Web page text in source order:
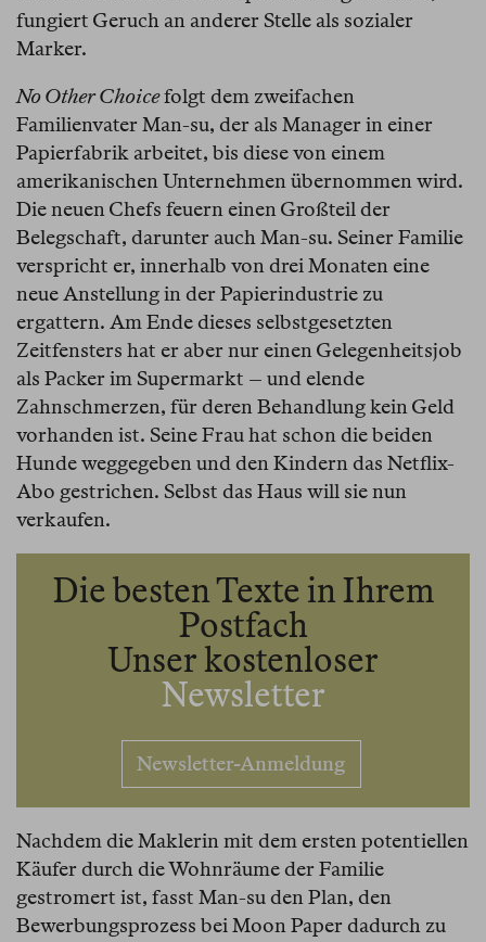
fungiert Geruch an anderer Stelle als sozialer
Marker.
No Other Choicefolgt dem zweifachen
Familienvater Man-su, der als Manager in einer
Papierfabrik arbeitet, bis diese von einem
amerikanischen Unternehmen übernommen wird.
Die neuen Chefs feuern einen Großteil der
Belegschaft, darunter auch Man-su. Seiner Familie
verspricht er, innerhalb von drei Monaten eine
neue Anstellung in der Papierindustrie zu
ergattern. Am Ende dieses selbstgesetzten
Zeitfensters hat er aber nur einen Gelegenheitsjob
als Packer im Supermarkt – und elende
Zahnschmerzen, für deren Behandlung kein Geld
vorhanden ist. Seine Frau hat schon die beiden
Hunde weggegeben und den Kindern das Netflix-
Abo gestrichen. Selbst das Haus will sie nun
verkaufen.
Die besten Texte in Ihrem
Postfach
Unser kostenloser
Newsletter
Newsletter-Anmeldung
Nachdem die Maklerin mit dem ersten potentiellen
Käufer durch die Wohnräume der Familie
gestromert ist, fasst Man-su den Plan, den
Bewerbungsprozess bei Moon Paper dadurch zu